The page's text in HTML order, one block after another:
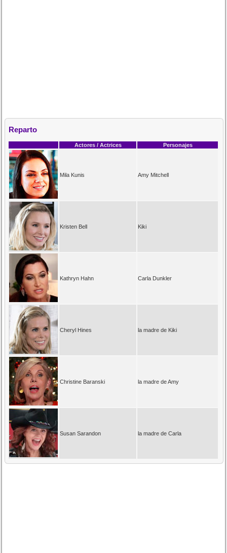
Reparto
Actores / Actrices Personajes
Mila Kunis Amy Mitchell
Kristen Bell Kiki
Kathryn Hahn Carla Dunkler
Cheryl Hines la madre de Kiki
Christine Baranski la madre de Amy
Susan Sarandon la madre de Carla